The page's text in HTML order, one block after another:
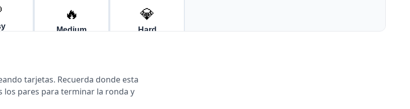
tarjetas. Recuerda donde esta
los pares para terminar la ronda y